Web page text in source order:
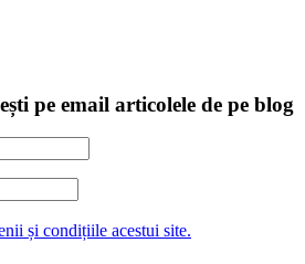
pe email articolele de pe blog
și condițiile acestui site.